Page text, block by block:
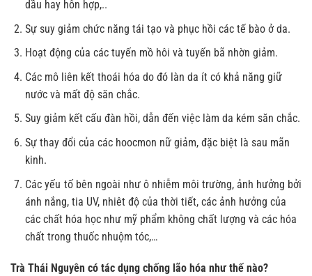
dầu hay hỗn hợp,..
Sự suy giảm chức năng tái tạo và phục hồi các tế bào ở da.
Hoạt động của các tuyến mồ hôi và tuyến bã nhờn giảm.
Các mô liên kết thoái hóa do đó làn da ít có khả năng giữ
nước và mất độ săn chắc.
Suy giảm kết cấu đàn hồi, dẫn đến việc làm da kém săn chắc.
Sự thay đổi của các hoocmon nữ giảm, đặc biệt là sau mãn
kinh.
Các yếu tố bên ngoài như ô nhiễm môi trường, ảnh hưởng bởi
ánh nắng, tia UV, nhiêt độ của thời tiết, các ảnh hưởng của
các chất hóa học như mỹ phẩm không chất lượng và các hóa
chất trong thuốc nhuộm tóc,…
Trà Thái Nguyên có tác dụng chống lão hóa như thế nào?